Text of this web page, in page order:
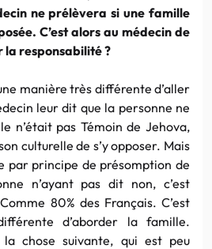
ne prélèvera si une famille
C’est alors au médecin de
responsabilité ?
manière très différente d’aller
leur dit que la personne ne
n’était pas Témoin de Jehova,
culturelle de s’y opposer. Mais
par principe de présomption de
n’ayant pas dit non, c’est
80% des Français. C’est
d’aborder la famille.
chose suivante, qui est peu